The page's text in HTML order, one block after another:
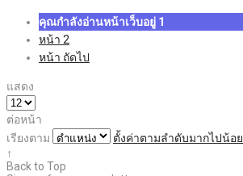
คุณกำลังอ่านหน้าเว็บอยู่ 1
หน้า 2
หน้า ถัดไป
แสดง
ต่อหน้า
เรียงตาม
ตั้งค่าตามลำดับมากไปน้อย
↑
Back to Top